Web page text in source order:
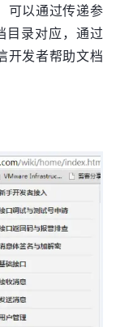
可以通过传递参
目录对应，通过
开发者帮助文档